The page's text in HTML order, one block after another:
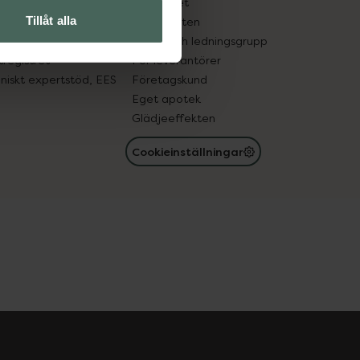
Tillåt alla
in gammal medicin
läkemedel
expertstöd, EES
Samarbeten
Ägare och ledningsgrupp
För leverantörer
Företagskund
Eget apotek
Glädjeeffekten
Cookieinställningar